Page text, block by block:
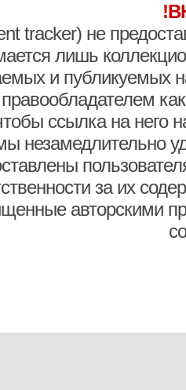
tracker) не
лишь
и публикуемых
ссылка на него
незамедлительно
за их
авторскими